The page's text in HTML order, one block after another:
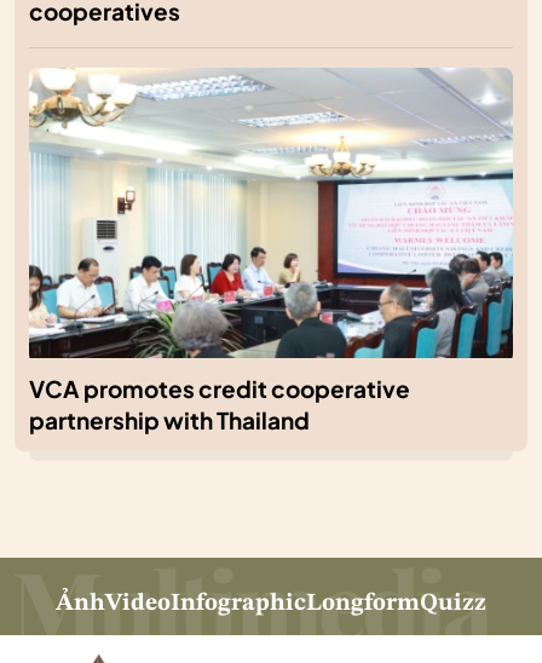
cooperatives
VCA promotes credit cooperative
partnership with Thailand
ẢnhVideoInfographicLongformQuizz